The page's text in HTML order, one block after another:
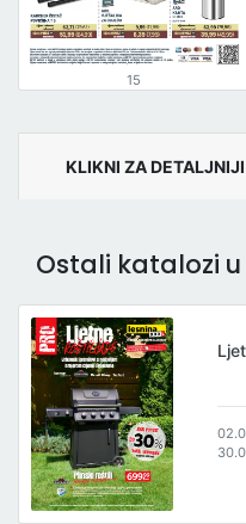
15
KLIKNI ZA
Ostali katalozi